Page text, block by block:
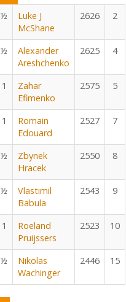
½
Luke J
McShane
2626 2
½
Alexander
Areshchenko
2625 4
1
Zahar
Efimenko
2575 5
1
Romain
Edouard
2527 7
½
Zbynek
Hracek
2550 8
½
Vlastimil
Babula
2543 9
1
Roeland
Pruijssers
2523 10
½
Nikolas
Wachinger
2446 15